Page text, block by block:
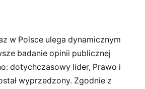
w Polsce ulega dynamicznym
badanie opinii publicznej
dotychczasowy lider, Prawo i
wyprzedzony. Zgodnie z